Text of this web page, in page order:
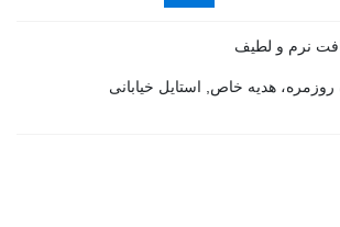
نرم و لطیف
هدیه خاص, استایل خیابانی